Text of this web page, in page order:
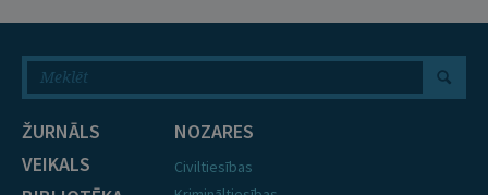
ŽURNĀLS
VEIKALS
NOZARES
Civiltiesības